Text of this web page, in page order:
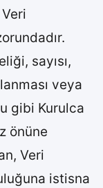
sayısı,
veya
gibi Kurulca
önüne
Veri
istisna